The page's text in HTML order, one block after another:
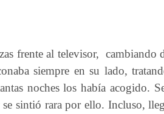
frente al televisor, cambiando
siempre en su lado,
noches los había acogido.
sintió rara por ello. Incluso,